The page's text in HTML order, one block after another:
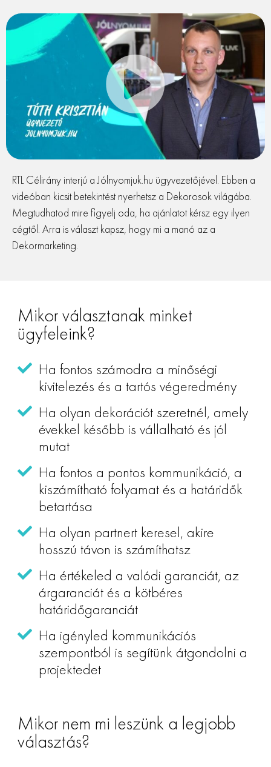
RTL Célirány interjú a Jólnyomjuk.hu ügyvezetőjével. Ebben a
videóban kicsit betekintést nyerhetsz a Dekorosok világába.
Megtudhatod mire figyelj oda, ha ajánlatot kérsz egy ilyen
cégtől. Arra is választ kapsz, hogy mi a manó az a
Dekormarketing.
Mikor választanak minket
ügyfeleink?
Ha fontos számodra a minőségi
kivitelezés és a tartós végeredmény
Ha olyan dekorációt szeretnél, amely
évekkel később is vállalható és jól
mutat
Ha fontos a pontos kommunikáció, a
kiszámítható folyamat és a határidők
betartása
Ha olyan partnert keresel, akire
hosszú távon is számíthatsz
Ha értékeled a valódi garanciát, az
árgaranciát és a kötbéres
határidőgaranciát
Ha igényled kommunikációs
szempontból is segítünk átgondolni a
projektedet
Mikor nem mi leszünk a legjobb
választás?